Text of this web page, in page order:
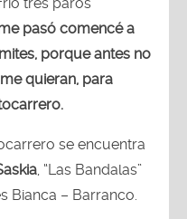
pasó comencé a
porque antes no
quieran, para
se encuentra
, “Las Bandalas”
Bianca – Barranco.